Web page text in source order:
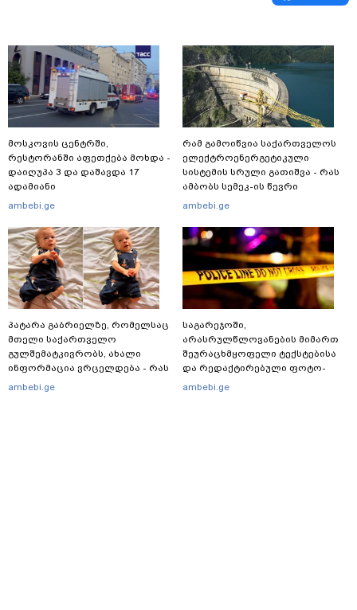
მოსკოვის ცენტრში,
რესტორანში აფეთქება მოხდა -
დაიღუპა 3 და დაშავდა 17
ადამიანი
ambebi.ge
პატარა გაბრიელზე, რომელსაც
მთელი საქართველო
გულშემატკივრობს, ახალი
ინფორმაცია ვრცელდება - რას
წერს ბიჭუნას დედა?
ambebi.ge
რამ გამოიწვია საქართველოს
ელექტროენერგეტიკული
სისტემის სრული გათიშვა - რას
ამბობს სემეკ-ის წევრი
ambebi.ge
საგარეჯოში,
არასრულწლოვანების მიმართ
შეურაცხმყოფელი ტექსტებისა
და რედაქტირებული ფოტო-
ვიდეომასალის გავრცელების
ambebi.ge